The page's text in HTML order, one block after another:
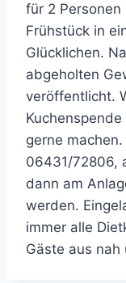
für 2
Frühstück in
Glücklichen.
abgeholten
veröffentlicht.
gerne
06431/72806,
dann am
werden.
immer alle
Gäste aus nah